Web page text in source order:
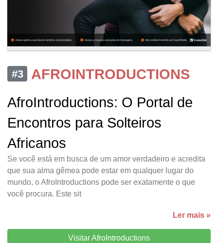
#3
AFROINTRODUCTIONS
AfroIntroductions: O Portal de
Encontros para Solteiros
Africanos
Se você está em busca de um amor verdadeiro e acredita
que sua alma gêmea pode estar em qualquer lugar do
mundo, o AfroIntroductions pode ser exatamente o que
você procura. Este sit
Ler mais »
Visitar AfroIntroductions